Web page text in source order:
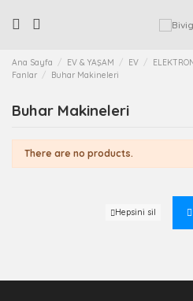
Ana Sayfa EV & YAŞAM EV
Fanlar
Buhar Makineleri
Buhar Makineleri
There are no products.
Hepsini sil